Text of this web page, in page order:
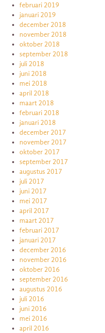
februari 2019
januari 2019
december 2018
november 2018
oktober 2018
september 2018
juli 2018
juni 2018
mei 2018
april 2018
maart 2018
februari 2018
januari 2018
december 2017
november 2017
oktober 2017
september 2017
augustus 2017
juli 2017
juni 2017
mei 2017
april 2017
maart 2017
februari 2017
januari 2017
december 2016
november 2016
oktober 2016
september 2016
augustus 2016
juli 2016
juni 2016
mei 2016
april 2016